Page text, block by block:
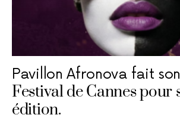
Pavillon Afronova fait
Festival de Cannes pour
édition.